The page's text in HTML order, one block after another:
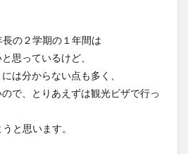
の２学期の１年間は
思っているけど、
は分からない点も多く、
で、とりあえずは観光ビザで行っ
と思います。